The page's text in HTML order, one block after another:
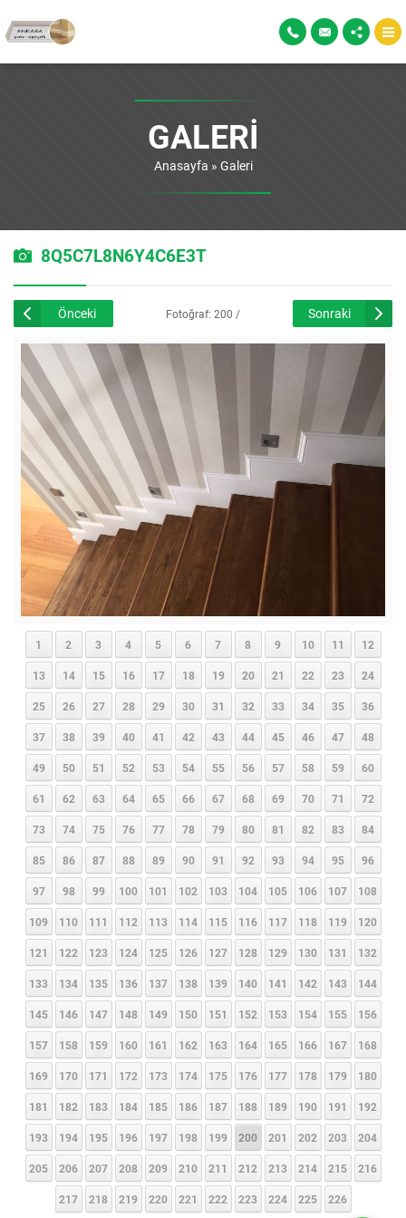
GALERI
Anasayfa » Galeri
8Q5C7L8N6Y4C6E3T
Önceki
Fotoğraf: 200 /
226
Sonraki
1 2 3 4 5 6 7 8 9 10 11 12
13 14 15 16 17 18 19 20 21 22 23 24
25 26 27 28 29 30 31 32 33 34 35 36
37 38 39 40 41 42 43 44 45 46 47 48
49 50 51 52 53 54 55 56 57 58 59 60
61 62 63 64 65 66 67 68 69 70 71 72
73 74 75 76 77 78 79 80 81 82 83 84
85 86 87 88 89 90 91 92 93 94 95 96
97 98 99 100 101 102 103 104 105 106 107 108
109 110 111 112 113 114 115 116 117 118 119 120
121 122 123 124 125 126 127 128 129 130 131 132
133 134 135 136 137 138 139 140 141 142 143 144
145 146 147 148 149 150 151 152 153 154 155 156
157 158 159 160 161 162 163 164 165 166 167 168
169 170 171 172 173 174 175 176 177 178 179 180
181 182 183 184 185 186 187 188 189 190 191 192
193 194 195 196 197 198 199 200 201 202 203 204
205 206 207 208 209 210 211 212 213 214 215 216
217 218 219 220 221 222 223 224 225 226